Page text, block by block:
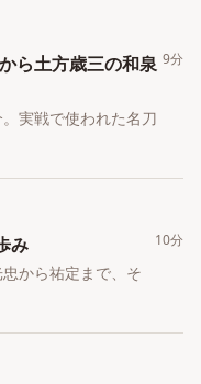
ら土方歳三の和泉
実戦で使われた名刀
9分
み
から祐定まで、そ
10分